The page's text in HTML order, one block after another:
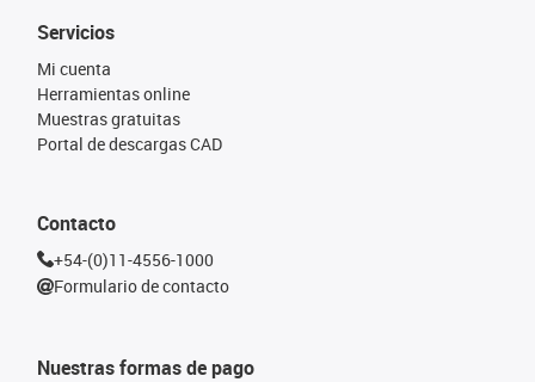
Nuestras formas de pago
Servicios
Mi cuenta
Herramientas online
Muestras gratuitas
Portal de descargas CAD
Contacto
+54-(0)11-4556-1000
Formulario de contacto